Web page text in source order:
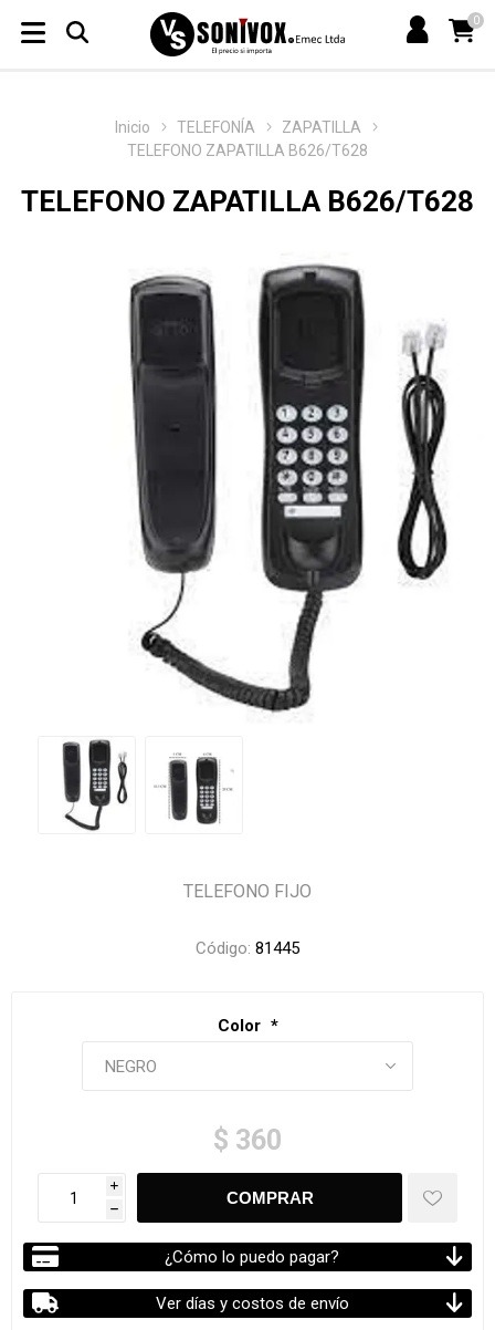
0
Inicio TELEFONÍA
ZAPATILLA
TELEFONO ZAPATILLA B626/T628
TELEFONO ZAPATILLA B626/T628
TELEFONO FIJO
Código: 81445
Color *
$ 360
i
h
¿Cómo lo puedo pagar?
Ver días y costos de envío